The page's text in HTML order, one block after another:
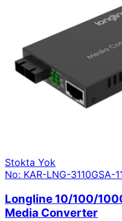
Stokta Yok
No: KAR-LNG-3110GSA-
Longline 10/100/
Media Converter